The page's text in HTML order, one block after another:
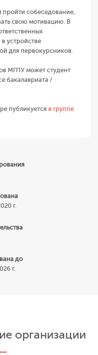
пройти собеседование,
свою мотивацию. В
в устройстве
для первокурсников.
МГПУ может студент
бакалавриата /
публикуется в группе
г.
до
г.
организации